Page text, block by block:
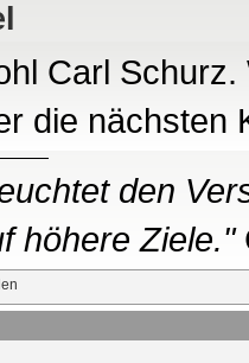
Carl
die nächsten
den
höhere Ziele."